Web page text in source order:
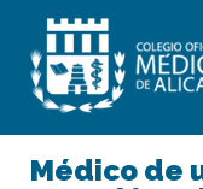
Médico de